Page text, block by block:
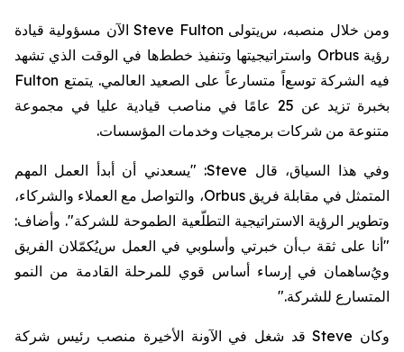
ومن خلال منصبه، سيتولى Steve Fultonالآن مسؤولية قيادة
رؤيةOrbus واستراتيجيتها وتنفيذ خططها في الوقت الذي تشهد
فيه الشركةتوسعاً متسارعاً على الصعيد العالمي. يتمتع Fulton
بخبرة تزيد عن 25 عامًا في مناصب قيادية عليا في مجموعة
متنوعة من شركات برمجيات وخدمات المؤسسات.
وفي هذا السياق، قال Steve: "يسعدني أن أبدأ العمل المهم
المتمثل في مقابلة فريقOrbus، والتواصل مع العملاء والشركاء،
وتطوير الرؤية الاستراتيجية التطلّعية الطموحة للشركة". وأضاف:
"أنا على ثقة بأن خبرتي وأسلوبي في العمل سيُكمّلان الفريق
ويُساهمان في إرساء أساس قوي للمرحلة القادمة من النمو
المتسارع للشركة".
وكان Steveقد شغل في الآونة الأخيرة منصب رئيس شركة